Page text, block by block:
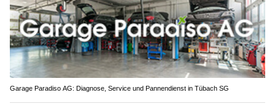
Garage Paradiso AG: Diagnose, Service und Pannendienst in Tübach SG